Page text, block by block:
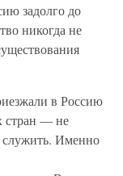
задолго до
никогда не
в Россию
стран — не
служить. Именно